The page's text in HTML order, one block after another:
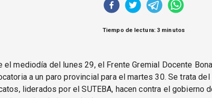
Tiempo de lectura: 3 minutos
el mediodía del lunes 29, el Frente Gremial Docente
a un paro provincial para el martes 30. Se trata
liderados por el SUTEBA, hacen contra el gobierno